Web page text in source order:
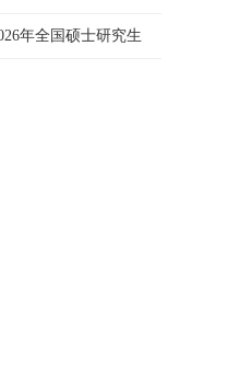
年全国硕士研究生